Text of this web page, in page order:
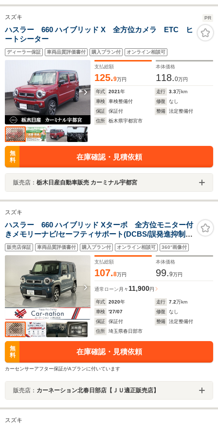
スズキ PR
ハスラー 660 ハイブリッド X 全方位カメラ ETC ヒ
ートシーター
ディーラー保証 車両品質評価書付 購入プラン付 オンライン相談可
支払総額
125.9万円
本体価格
118.0万円
年式 2021年 走行 3.3万km
車検
車検整備付 修復
なし
保証
保証付 整備
法定整備付
住所
栃木県宇都宮市
無
料
在庫確認・見積依頼
販売店： 栃木日産自動車販売 カーミナル宇都宮
スズキ
ハスラー 660 ハイブリッド Xターボ 全方位モニター付
きメモリーナビ/セーフティサポート(DCBS/誤発進抑制/
車線逸脱抑制・警報/アダプティブクルコン/ハイビームア
シスト)/リアソナー/LEDヘッド・フォグ/シートヒーター/
フルセグTV/DVD/前後ドラレコ
販売店保証 車両品質評価書付 購入プラン付 オンライン相談可 360°画像付
支払総額
107.8万円
本体価格
99.9万円
通常ローン 月々 11,900円
年式 2020年 走行 7.2万km
車検
'27/07 修復
なし
保証
保証付 整備
法定整備付
住所
埼玉県春日部市
無
料
在庫確認・見積依頼
カーセンサーアフター保証がAプランに付いています
販売店： カーネーション北春日部店【ＪＵ適正販売店】
スズキ